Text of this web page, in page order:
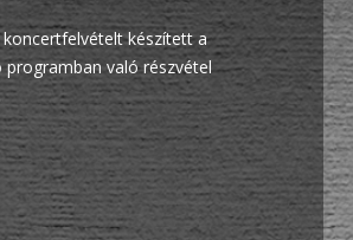
készített a
programban való részvétel